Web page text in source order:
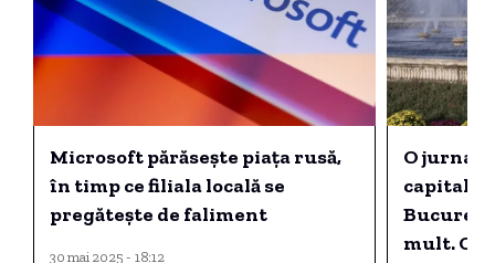
Microsoft părăsește piața rusă,
în timp ce filiala locală se
pregătește de faliment
30 mai 2025 - 18:12
O
mult.